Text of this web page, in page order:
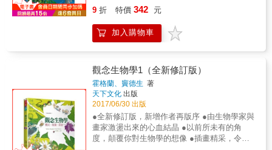
帶來各種疾病。 這場人菌大戰已打了好幾萬
年， 隨著科學與醫療的進步，戰況也愈演愈
烈。 人類好不容易在二十世紀發現了抗生素，
有獨到的見解。 隨著對微生物愈來愈了解，我
們漸漸進入與微生物合夥的新關係， 利用它們
的技能來解決種種難題， 例如治療與預防疾
病、餵養愈來愈龐大的人口、清理汙染的環
境。 然而，在開發利用微生物之際， 我們也必
須以無比的智慧拿捏好分寸， 和這群小東西保
持和諧平衡的共生關係。 我們怎樣對待微生
物，關係著人類與地球的未來。
9 折 特價 342 元
加入購物車
觀念生物學1（全新修訂版）
霍格蘭、竇德生 著
天下文化 出版
2017/06/30 出版
●全新修訂版，新增作者再版序 ●由生物學家與
畫家激盪出來的心血結晶 ●以前所未有的角
度，顛覆你對生物學的想像 ●插畫精采，令人